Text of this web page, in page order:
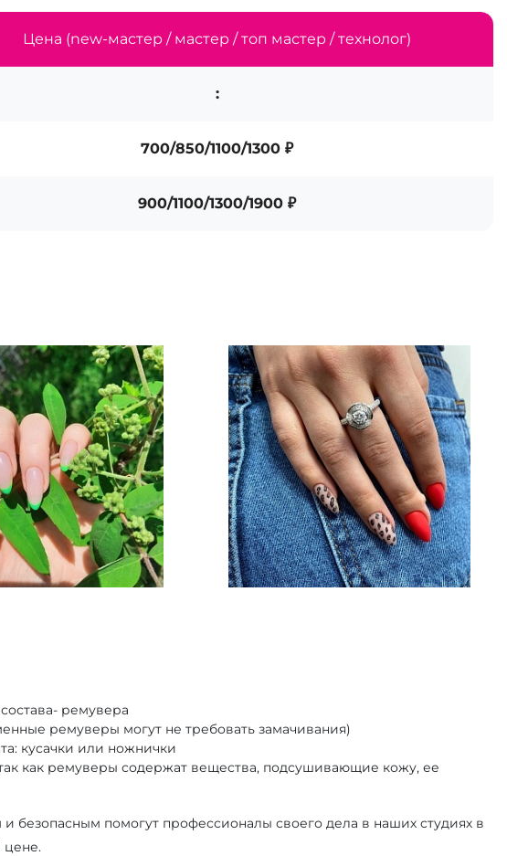
Цена (new-мастер / мастер / топ мастер / технолог)
:
700/850/1100/1300 ₽
900/1100/1300/1900 ₽
ремувера
ремуверы могут не требовать замачивания)
кусачки или ножнички
как ремуверы содержат вещества, подсушивающие кожу, ее
безопасным помогут профессионалы своего дела в наших студиях в
цене.